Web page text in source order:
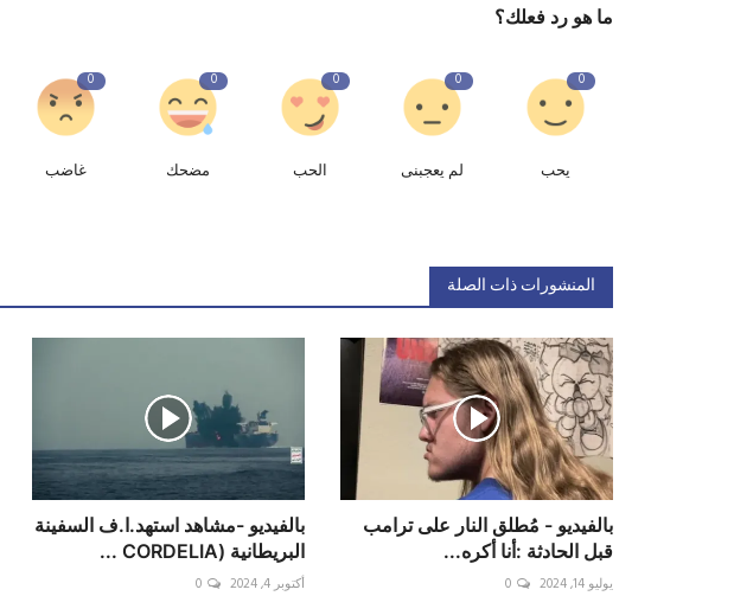
ما هو رد فعلك؟
0
يحب
0
لم يعجبنى
0
الحب
0
مضحك
0
غاضب
المنشورات ذات الصلة
بالفيديو - مُطلق النار على ‎ترامب
قبل الحادثة :أنا أكره...
يوليو 14, 2024 0
بالفيديو -مشاهد استهد.ا.ف السفينة
البريطانية (CORDELIA ...
أكتوبر 4, 2024 0